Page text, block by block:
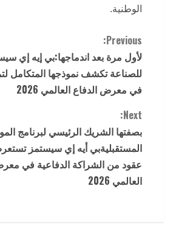
الوطنية.
C
o
n
t
i
n
Previous:
لأول مرة بعد اندماجها:بي إيه إي
للصناعة تكشف نموذجها المتكامل
في معرض الدفاع العالمي 2026
Next:
بصفتها الشريك الرئيسي لبرنامج
عقود من الشراكة الدفاعية في
العالمي 2026